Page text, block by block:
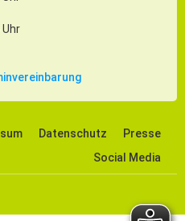
Uhr
Datenschutz
Presse
Social Media